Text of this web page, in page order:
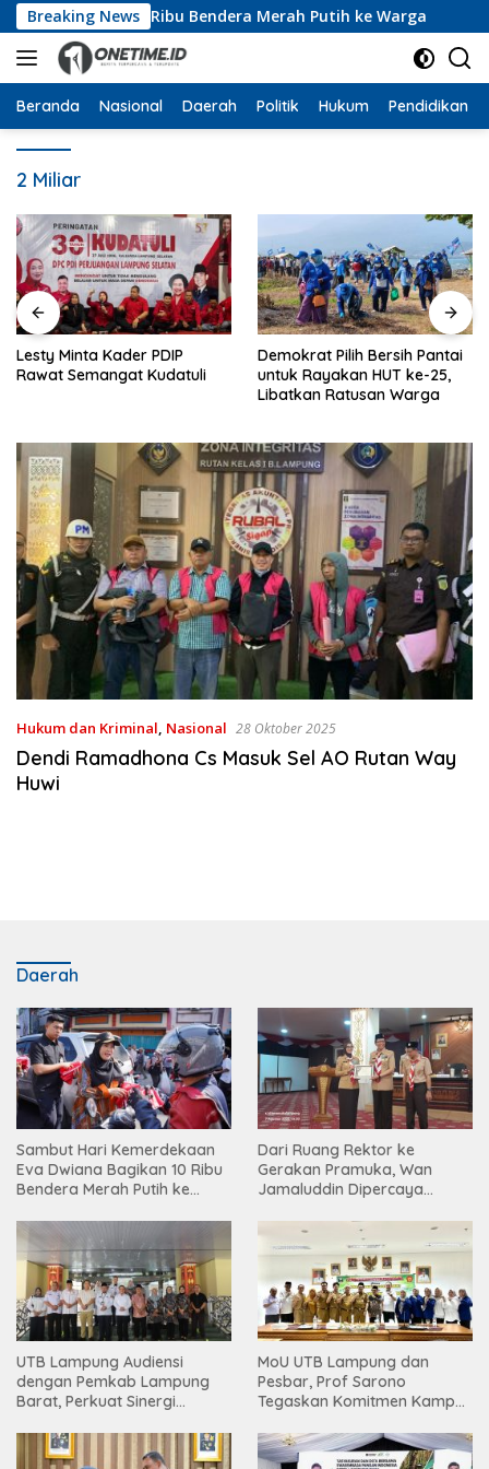
Langsung
ke
konten
Breaking News
Bagikan 10 Ribu Bendera Merah Putih ke Warga
Beranda Nasional Daerah Politik Hukum Pendidikan
2 Miliar
PDIP
Kudatuli
Demokrat Pilih Bersih Pantai
untuk Rayakan HUT ke-25,
Libatkan Ratusan Warga
Harlah ke-28,
Gelar Pasar
Darah
Hukum dan Kriminal, Nasional 28 Oktober 2025
Dendi Ramadhona Cs Masuk Sel AO Rutan Way
Huwi
Daerah
Sambut Hari Kemerdekaan
Eva Dwiana Bagikan 10 Ribu
Bendera Merah Putih ke
Dari Ruang Rektor ke
Gerakan Pramuka, Wan
Jamaluddin Dipercaya
UTB Lampung Audiensi
dengan Pemkab Lampung
Barat, Perkuat Sinergi
Tinggi
MoU UTB Lampung dan
Pesbar, Prof Sarono
Tegaskan Komitmen Kampus
Masyarakat